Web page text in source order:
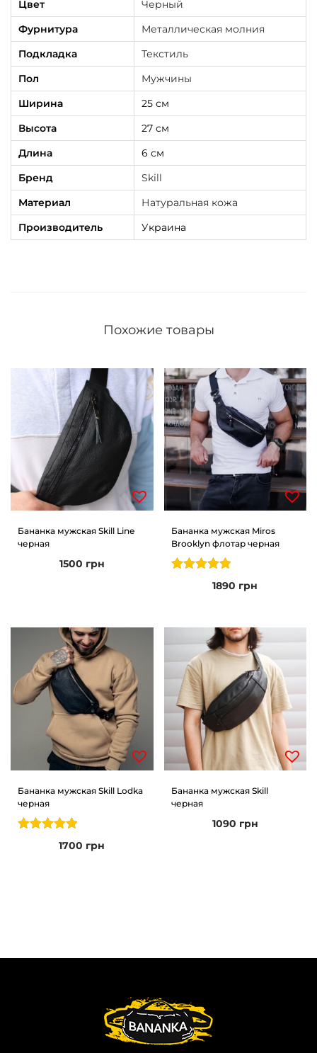
l
н
т
у
р
а
ь
н
а
я
Цвет
Черный
Фурнитура
Металлическая молния
Подкладка
Текстиль
Пол
Мужчины
Ширина
25 см
Высота
27 см
Длина
6 см
Бренд
Skill
Материал
Натуральная кожа
Производитель
Украина
Похожие товары
Бананка мужская Skill Line
черная
1500 грн
Бананка мужская Miros
Brooklyn флотар черная
1890 грн
Бананка мужская Skill Lodka
черная
1700 грн
Бананка мужская Skill
черная
1090 грн